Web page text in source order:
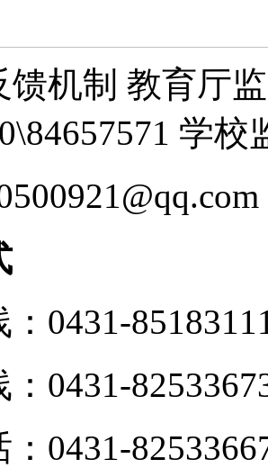
馈机制 教育厅
学
0431-
0431-
0431-